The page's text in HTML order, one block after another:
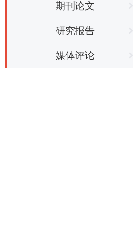
期刊论文
研究报告
媒体评论